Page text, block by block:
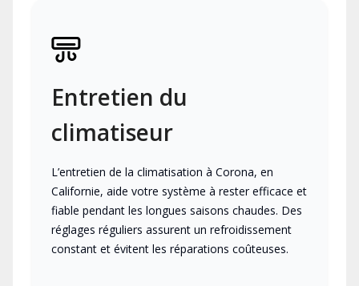
Entretien du
climatiseur
L’entretien de la climatisation à Corona, en
Californie, aide votre système à rester efficace et
fiable pendant les longues saisons chaudes. Des
réglages réguliers assurent un refroidissement
constant et évitent les réparations coûteuses.